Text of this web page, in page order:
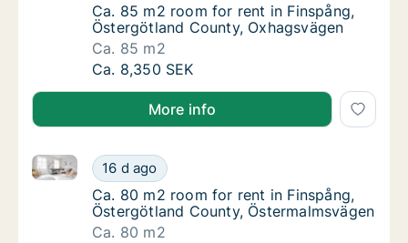
Ca. 85 m2 room for rent in Finspång,
Ca. 85 m2 room for rent in Finspång,
Östergötland County, Oxhagsvägen
Ca. 85 m2
Ca. 85 m2 room for rent in Finspång,
Ca. 8,350 SEK
More info
Ca. 80 m2 room for rent in Finspång,
16 d ago
Ca. 80 m2 room for rent in Finspång, Östergötland
Ca. 80 m2 room for rent in Finspång,
Ca. 80 m2 room for rent in Finspång,
Östergötland County, Östermalmsvägen
Ca. 80 m2